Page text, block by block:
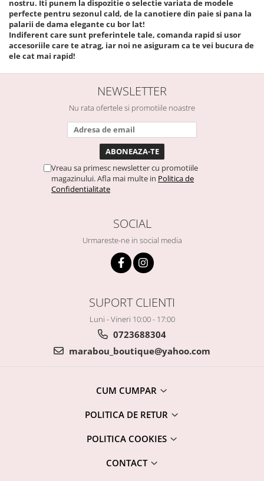
nostru. Iti punem la dispozitie o selectie variata de modele
perfecte pentru sezonul cald, de la canotiere din paie si pana la
palarii de dama elegante cu bor lat!
Indiferent care sunt preferintele tale, comanda rapid si usor
accesoriile care te atrag, iar noi ne asiguram ca te vei bucura de
ele cat mai rapid!
NEWSLETTER
Nu rata ofertele si promotiile noastre
Vreau sa primesc newsletter cu promotiile
magazinului. Afla mai multe in Politica de
Confidentialitate
SOCIAL
Urmareste-ne in social media
SUPORT CLIENTI
Luni - Vineri 10:00 - 17:00
0723688304
marabou_boutique@yahoo.com
CUM CUMPAR
POLITICA DE RETUR
POLITICA COOKIES
CONTACT